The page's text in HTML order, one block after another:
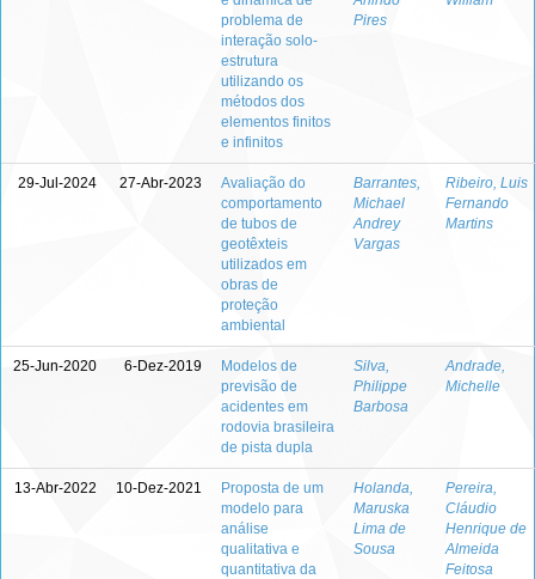
problema de
interação solo-
estrutura
utilizando os
métodos dos
elementos finitos
e infinitos
Pires
29-Jul-2024 27-Abr-2023
Avaliação do
comportamento
de tubos de
geotêxteis
utilizados em
obras de
proteção
ambiental
Barrantes,
Michael
Andrey
Vargas
Ribeiro, Luis
Fernando
Martins
25-Jun-2020 6-Dez-2019
Modelos de
previsão de
acidentes em
rodovia brasileira
de pista dupla
Silva,
Philippe
Barbosa
Andrade,
Michelle
13-Abr-2022 10-Dez-2021
Proposta de um
modelo para
análise
qualitativa e
quantitativa da
Holanda,
Maruska
Lima de
Sousa
Pereira,
Cláudio
Henrique de
Almeida
Feitosa